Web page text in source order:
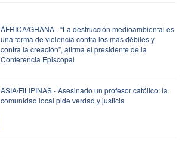
ÁFRICA/GHANA - “La destrucción medioambiental es
una forma de violencia contra los más débiles y
contra la creación”, afirma el presidente de la
Conferencia Episcopal
ASIA/FILIPINAS - Asesinado un profesor católico: la
comunidad local pide verdad y justicia